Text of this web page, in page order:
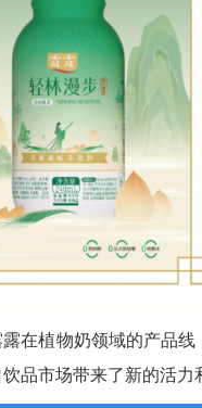
在植物奶领域的产品
品市场带来了新的活力